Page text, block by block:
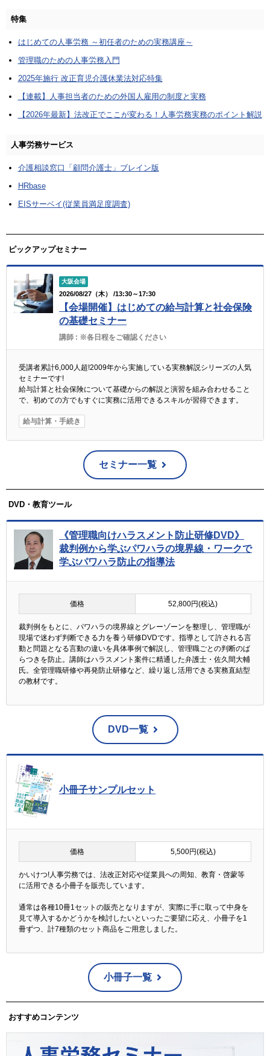
特集
はじめての人事労務 ～初任者のための実務講座～
管理職のための人事労務入門
2025年施行 改正育児介護休業法対応特集
【連載】人事担当者のための外国人雇用の制度と実務
【2026年最新】法改正でここが変わる！人事労務実務のポイント解説
人事労務サービス
介護相談窓口「顧問介護士」ブレイン版
HRbase
EISサーベイ(従業員満足度調査)
ピックアップセミナー
大阪会場
2026/08/27（木） /13:30～17:30
【会場開催】はじめての給与計算と社会保険
の基礎セミナー
講師 : ※各日程をご確認ください
受講者累計6,000人超!2009年から実施している実務解説シリーズの人気
セミナーです!
給与計算と社会保険について基礎からの解説と演習を組み合わせること
で、初めての方でもすぐに実務に活用できるスキルが習得できます。
給与計算・手続き
セミナー一覧
DVD・教育ツール
《管理職向けハラスメント防止研修DVD》
裁判例から学ぶパワハラの境界線・ワークで
学ぶパワハラ防止の指導法
価格 52,800円(税込)
裁判例をもとに、パワハラの境界線とグレーゾーンを整理し、管理職が
現場で迷わず判断できる力を養う研修DVDです。指導として許される言
動と問題となる言動の違いを具体事例で解説し、管理職ごとの判断のば
らつきを防止。講師はハラスメント案件に精通した弁護士・佐久間大輔
氏。全管理職研修や再発防止研修など、繰り返し活用できる実務直結型
の教材です。
DVD一覧
小冊子サンプルセット
価格 5,500円(税込)
かいけつ!人事労務では、法改正対応や従業員への周知、教育・啓蒙等
に活用できる小冊子を販売しています。
通常は各種10冊1セットの販売となりますが、実際に手に取って中身を
見て導入するかどうかを検討したいといったご要望に応え、小冊子を1
冊ずつ、計7種類のセット商品をご用意しました。
小冊子一覧
おすすめコンテンツ